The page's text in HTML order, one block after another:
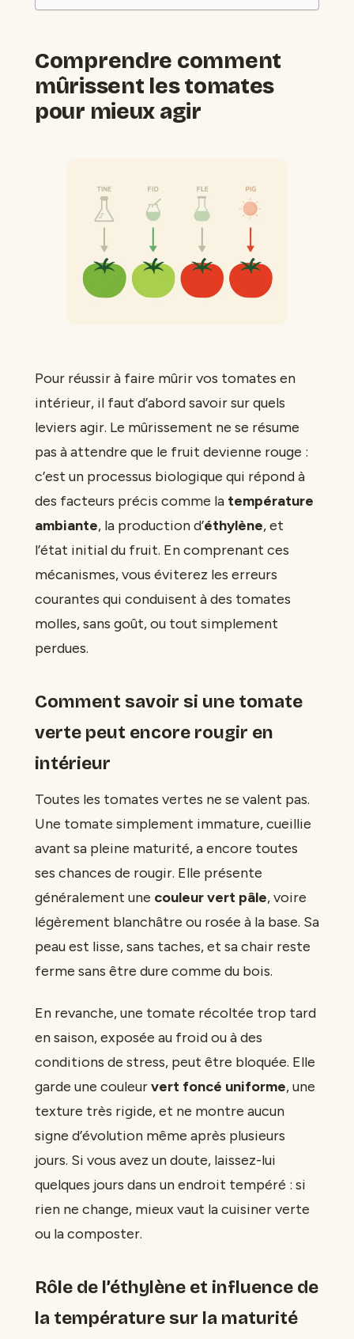
Comprendre comment
mûrissent les tomates
pour mieux agir
Pour réussir à faire mûrir vos tomates en
intérieur, il faut d’abord savoir sur quels
leviers agir. Le mûrissement ne se résume
pas à attendre que le fruit devienne rouge :
c’est un processus biologique qui répond à
des facteurs précis comme la température
ambiante, la production d’éthylène, et
l’état initial du fruit. En comprenant ces
mécanismes, vous éviterez les erreurs
courantes qui conduisent à des tomates
molles, sans goût, ou tout simplement
perdues.
Comment savoir si une tomate
verte peut encore rougir en
intérieur
Toutes les tomates vertes ne se valent pas.
Une tomate simplement immature, cueillie
avant sa pleine maturité, a encore toutes
ses chances de rougir. Elle présente
généralement une couleur vert pâle, voire
légèrement blanchâtre ou rosée à la base. Sa
peau est lisse, sans taches, et sa chair reste
ferme sans être dure comme du bois.
En revanche, une tomate récoltée trop tard
en saison, exposée au froid ou à des
conditions de stress, peut être bloquée. Elle
garde une couleurvert foncé uniforme, une
texture très rigide, et ne montre aucun
signe d’évolution même après plusieurs
jours. Si vous avez un doute, laissez-lui
quelques jours dans un endroit tempéré : si
rien ne change, mieux vaut la cuisiner verte
ou la composter.
Rôle de l’éthylène et influence de
la température sur la maturité